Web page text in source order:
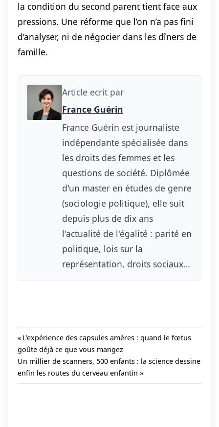
la condition du second parent tient face aux
pressions. Une réforme que l’on n’a pas fini
d’analyser, ni de négocier dans les dîners de
famille.
Article ecrit par
France Guérin
France Guérin est journaliste
indépendante spécialisée dans
les droits des femmes et les
questions de société. Diplômée
d'un master en études de genre
(sociologie politique), elle suit
depuis plus de dix ans
l'actualité de l'égalité : parité en
politique, lois sur la
représentation, droits sociaux…
Navigation
de
l’article
Previous
Post:
L’expérience des capsules amères : quand le fœtus
goûte déjà ce que vous mangez
Next
Post:
Un millier de scanners, 500 enfants : la science dessine
enfin les routes du cerveau enfantin